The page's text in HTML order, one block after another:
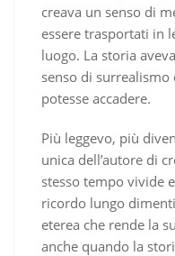
creava un senso di
essere trasportati in
luogo. La storia
senso di surrealismo
potesse accadere.
Più leggevo, più
unica dell’autore di
stesso tempo vivide
ricordo lungo
eterea che rende la
anche quando la